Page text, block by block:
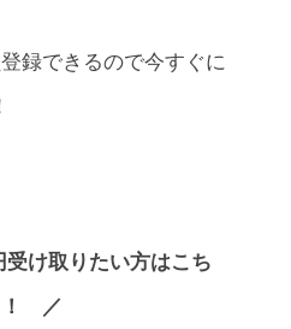
録できるので今すぐに
け取りたい方はこち
！ ／